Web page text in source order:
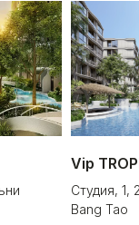
Vip
Студия, 1,
Bang Tao
на территории РФ